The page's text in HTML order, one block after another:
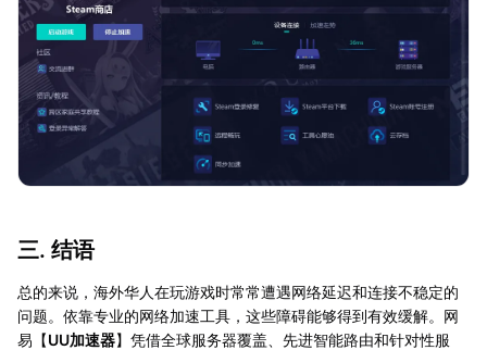
三. 结语
总的来说，海外华人在玩游戏时常常遭遇网络延迟和连接不稳定的
问题。依靠专业的网络加速工具，这些障碍能够得到有效缓解。网
易【UU加速器】凭借全球服务器覆盖、先进智能路由和针对性服